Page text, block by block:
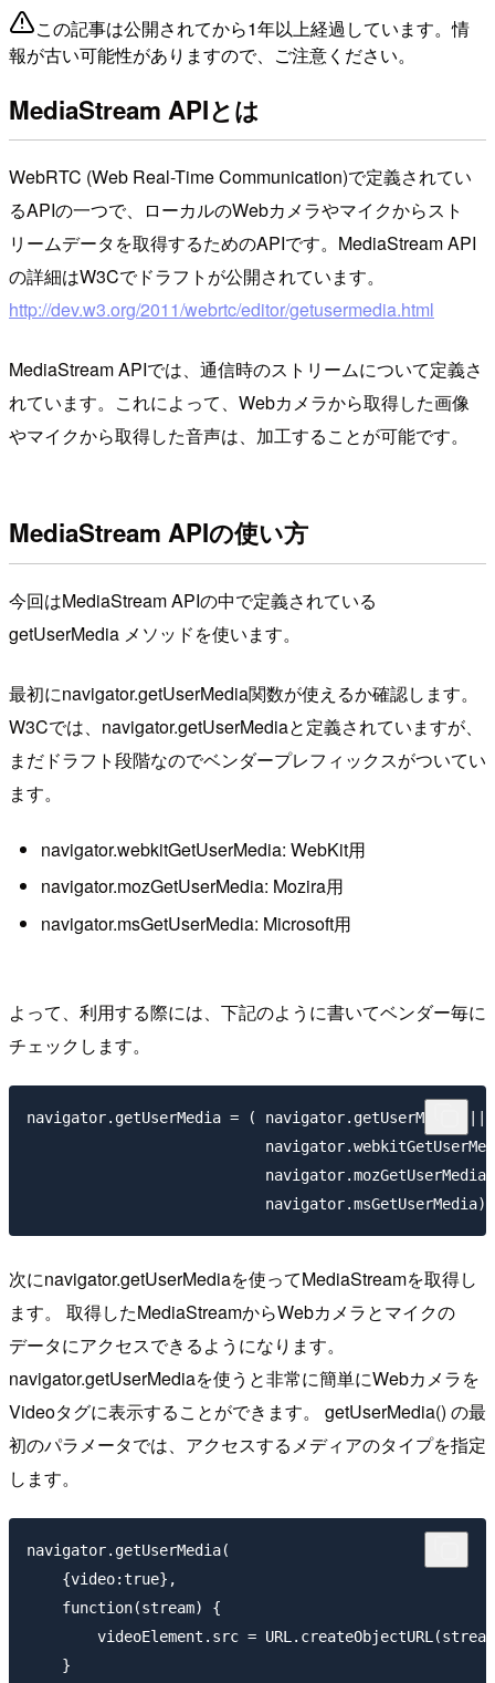
この記事は公開されてから1年以上経過しています。情
報が古い可能性がありますので、ご注意ください。
MediaStream APIとは
WebRTC (Web Real-Time Communication)で定義されてい
るAPIの一つで、ローカルのWebカメラやマイクからスト
リームデータを取得するためのAPIです。MediaStream API
の詳細はW3Cでドラフトが公開されています。
http://dev.w3.org/2011/webrtc/editor/getusermedia.html
MediaStream APIでは、通信時のストリームについて定義さ
れています。これによって、Webカメラから取得した画像
やマイクから取得した音声は、加工することが可能です。
MediaStream APIの使い方
今回はMediaStream APIの中で定義されている
getUserMedia メソッドを使います。
最初にnavigator.getUserMedia関数が使えるか確認します。
W3Cでは、navigator.getUserMediaと定義されていますが、
まだドラフト段階なのでベンダープレフィックスがついてい
ます。
navigator.webkitGetUserMedia: WebKit用
navigator.mozGetUserMedia: Mozira用
navigator.msGetUserMedia: Microsoft用
よって、利用する際には、下記のように書いてベンダー毎に
チェックします。
navigator.getUserMedia = ( navigator.getUserMedia ||
navigator.mozGetUserMedia
次にnavigator.getUserMediaを使ってMediaStreamを取得し
ます。 取得したMediaStreamからWebカメラとマイクの
データにアクセスできるようになります。
navigator.getUserMediaを使うと非常に簡単にWebカメラを
Videoタグに表示することができます。 getUserMedia() の最
初のパラメータでは、アクセスするメディアのタイプを指定
します。
navigator.getUserMedia(
    {video:true},
    function(stream) {
videoElement.src =
    }